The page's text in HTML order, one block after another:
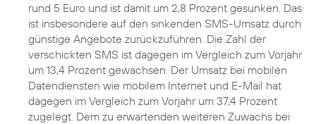
rund 5 Euro und ist damit um 2,8 Prozent gesunken. Das
ist insbesondere auf den sinkenden SMS-Umsatz durch
günstige Angebote zurückzuführen. Die Zahl der
verschickten SMS ist dagegen im Vergleich zum Vorjahr
um 13,4 Prozent gewachsen. Der Umsatz bei mobilen
Datendiensten wie mobilem Internet und E-Mail hat
dagegen im Vergleich zum Vorjahr um 37,4 Prozent
zugelegt. Dem zu erwartenden weiteren Zuwachs bei